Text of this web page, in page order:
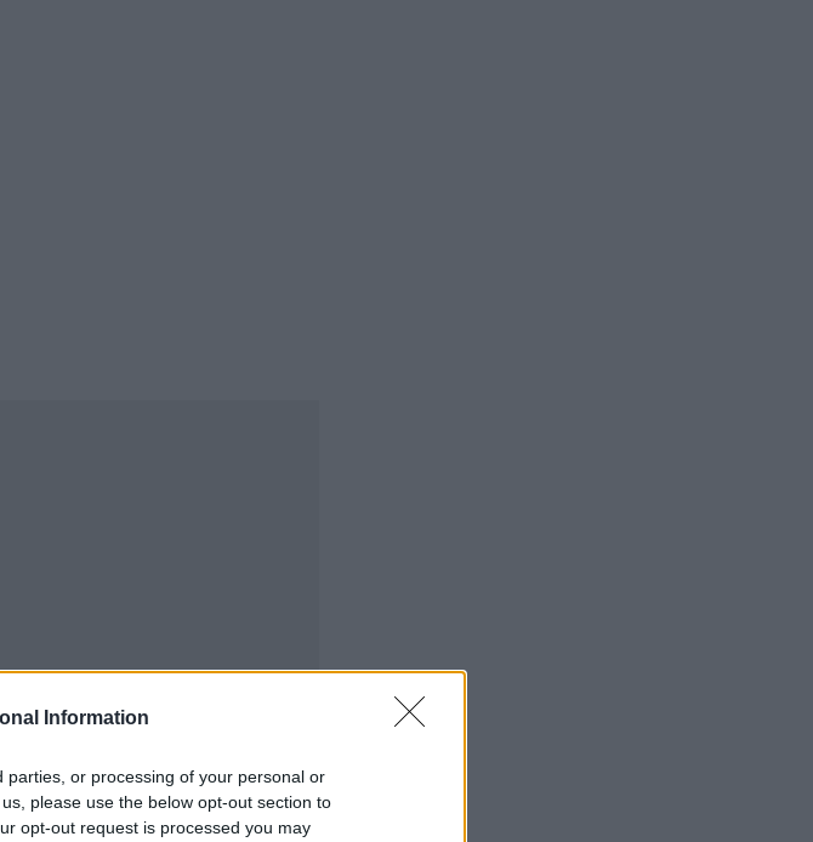
Information
or processing of your personal or
please use the below opt-out section to
opt-out request is processed you may